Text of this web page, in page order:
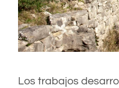
Los trabajos